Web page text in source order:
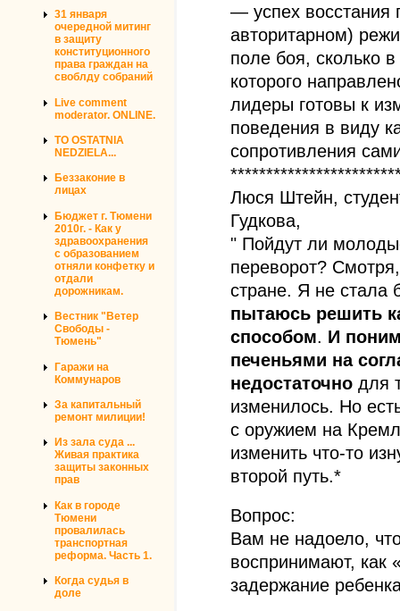
31 января
очередной митинг
в защиту
конституционного
права граждан на
своблду собраний
Live comment
moderator. ONLINE.
TO OSTATNIA
NEDZIELA...
Беззаконие в
лицах
Бюджет г. Тюмени
2010г. - Как у
здравоохранения
с образованием
отняли конфетку и
отдали
дорожникам.
Вестник "Ветер
Свободы -
Тюмень"
Гаражи на
Коммунаров
За капитальный
ремонт милиции!
Из зала суда ...
Живая практика
защиты законных
прав
Как в городе
Тюмени
провалилась
транспортная
реформа. Часть 1.
Когда судья в
доле
— успех восстания
авторитарном)
поле боя, сколько
которого
лидеры готовы к
поведения в виду
сопротивления
Люся Штейн,
Гудкова,
" Пойдут ли
переворот?
стране. Я не стала
пытаюсь решить
способом. И
печеньями на
недостаточно для
изменилось. Но
с оружием на
изменить что-то
второй путь.*
Вопрос:
Вам не надоело,
воспринимают, как
задержание